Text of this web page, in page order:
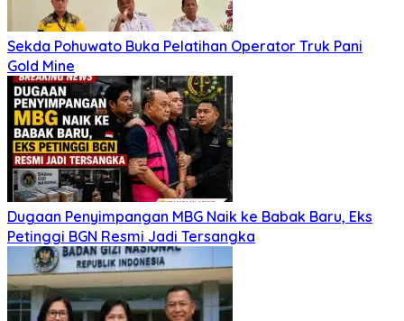
Sekda Pohuwato Buka Pelatihan Operator Truk Pani
Gold Mine
Dugaan Penyimpangan MBG Naik ke Babak Baru, Eks
Petinggi BGN Resmi Jadi Tersangka